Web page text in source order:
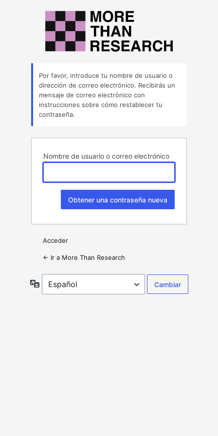
Contraseña
perdida
Por favor, introduce tu nombre de usuario o
dirección de correo electrónico. Recibirás un
mensaje de correo electrónico con
instrucciones sobre cómo restablecer tu
contraseña.
Nombre de usuario o correo electrónico
Acceder
← Ir a More Than Research
Idioma